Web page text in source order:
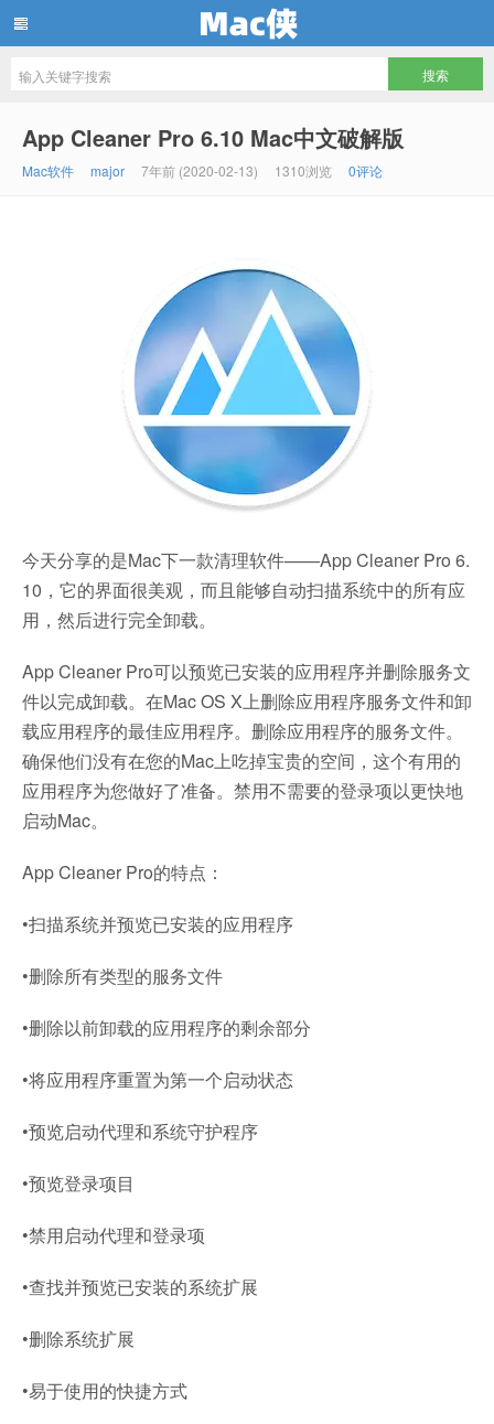
App Cleaner Pro 6.10 Mac中文破解版
Mac软件 major 7年前 (2020-02-13) 1310浏览 0评论
今天分享的是Mac下一款清理软件——App Cleaner Pro 6.
10，它的界面很美观，而且能够自动扫描系统中的所有应
用，然后进行完全卸载。
App Cleaner Pro可以预览已安装的应用程序并删除服务文
件以完成卸载。在Mac OS X上删除应用程序服务文件和卸
载应用程序的最佳应用程序。删除应用程序的服务文件。
确保他们没有在您的Mac上吃掉宝贵的空间，这个有用的
应用程序为您做好了准备。禁用不需要的登录项以更快地
启动Mac。
App Cleaner Pro的特点：
•扫描系统并预览已安装的应用程序
•删除所有类型的服务文件
•删除以前卸载的应用程序的剩余部分
•将应用程序重置为第一个启动状态
•预览启动代理和系统守护程序
•预览登录项目
•禁用启动代理和登录项
•查找并预览已安装的系统扩展
•删除系统扩展
•易于使用的快捷方式